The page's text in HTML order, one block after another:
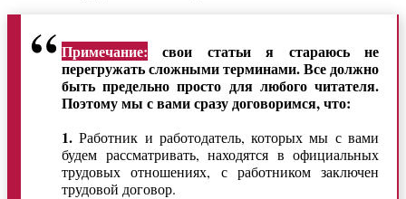
Примечание:
свои статьи я стараюсь не
перегружать сложными терминами. Все должно
быть предельно просто для любого читателя.
Поэтому мы с вами сразу договоримся, что:
1. Работник и работодатель, которых мы с вами
будем рассматривать, находятся в официальных
трудовых отношениях, с работником заключен
трудовой договор.